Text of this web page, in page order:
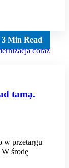
3 Min Read
tamą.
w przetargu
środę